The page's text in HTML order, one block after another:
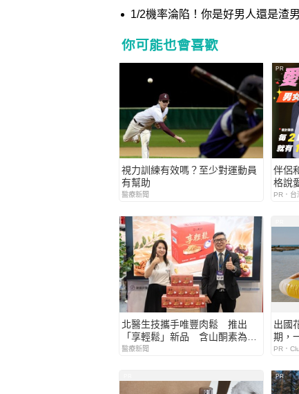
受惠
1/2機率淪陷！你是好男人還是渣
你可能也會喜歡
視力訓練有效嗎？至少對運動員
有幫助
醫療新聞
PR
伴侶
格說
PR．台
北醫生技攜手唯豐肉鬆 推出
「享輕鬆」新品 含山酮素為長
輩打造日常營養新選擇
醫療新聞
出國
期，
省心
PR．
PR